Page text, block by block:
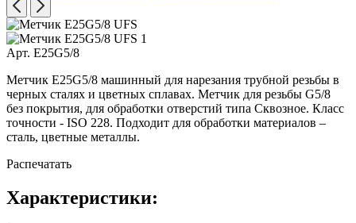
Арт. E25G5/8
Метчик E25G5/8 машинный для нарезания трубной резьбы в
черных сталях и цветных сплавах. Метчик для резьбы G5/8
без покрытия, для обработки отверстий типа Сквозное. Класс
точности - ISO 228. Подходит для обработки материалов –
сталь, цветные металлы.
Распечатать
Характеристики: